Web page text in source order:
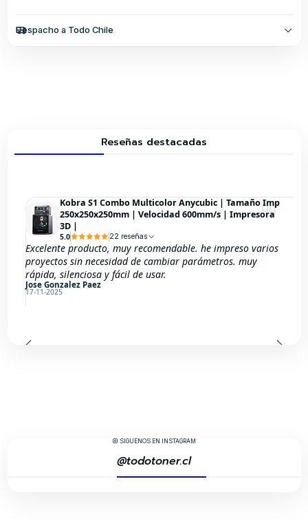
Despacho a Todo Chile
Reseñas destacadas
Kobra S1 Combo Multicolor Anycubic | Tamaño Imp
250x250x250mm | Velocidad 600mm/s | Impresora
3D |
5.0 22 reseñas
Excelente producto, muy recomendable. he impreso varios
proyectos sin necesidad de cambiar parámetros. muy
rápida, silenciosa y fácil de usar.
Jose Gonzalez Paez
17-11-2025
SÍGUENOS EN INSTAGRAM
@todotoner.cl